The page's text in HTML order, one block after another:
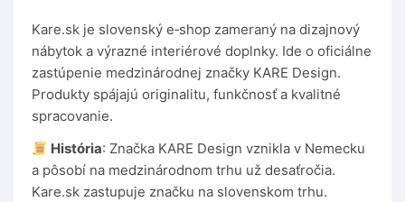
Kare.sk je slovenský e‑shop zameraný na dizajnový
nábytok a výrazné interiérové doplnky. Ide o oficiálne
zastúpenie medzinárodnej značky KARE Design.
Produkty spájajú originalitu, funkčnosť a kvalitné
spracovanie.
História: Značka KARE Design vznikla v Nemecku
a pôsobí na medzinárodnom trhu už desaťročia.
Kare.sk zastupuje značku na slovenskom trhu.